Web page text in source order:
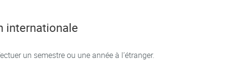
internationale
un semestre ou une année à l’étranger.